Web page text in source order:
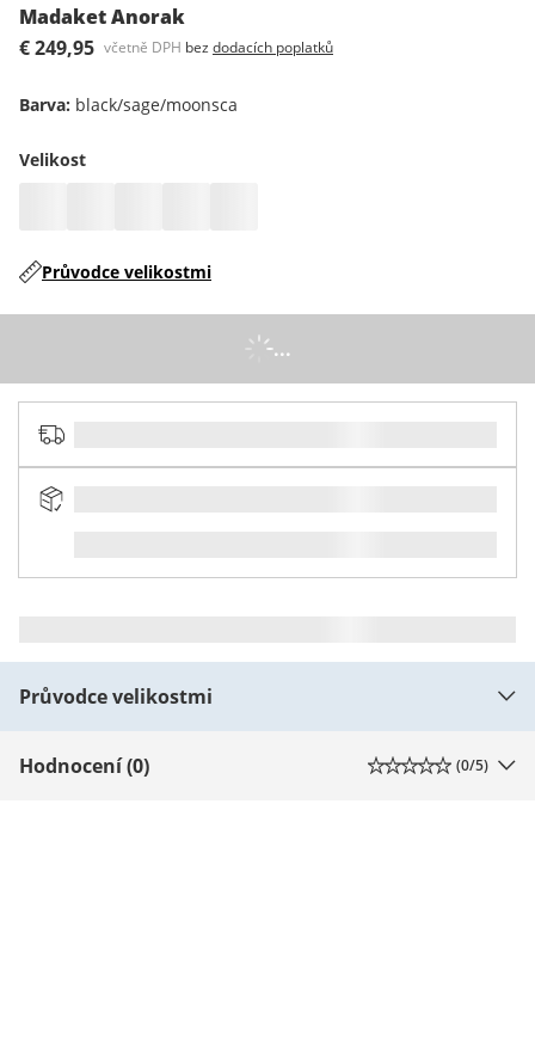
Madaket Anorak
€ 249,95 včetně DPH bez dodacích poplatků
Barva: black/sage/moonsca
Velikost
Průvodce velikostmi
...
Průvodce velikostmi
Hodnocení (0) (0/5)